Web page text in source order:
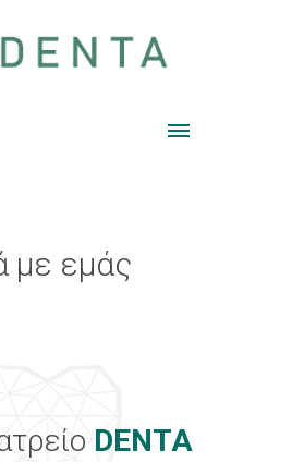
με εμάς
DENTA